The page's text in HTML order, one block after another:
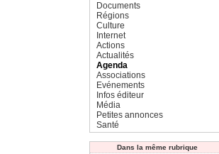
Documents
Régions
Culture
Internet
Actions
Actualités
Agenda
Associations
Evénements
Infos éditeur
Média
Petites annonces
Santé
Dans la même rubrique